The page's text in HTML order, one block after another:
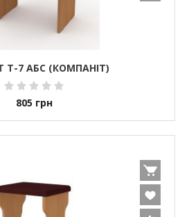
Т-7 АБС (КОМПАНІТ)
805 грн